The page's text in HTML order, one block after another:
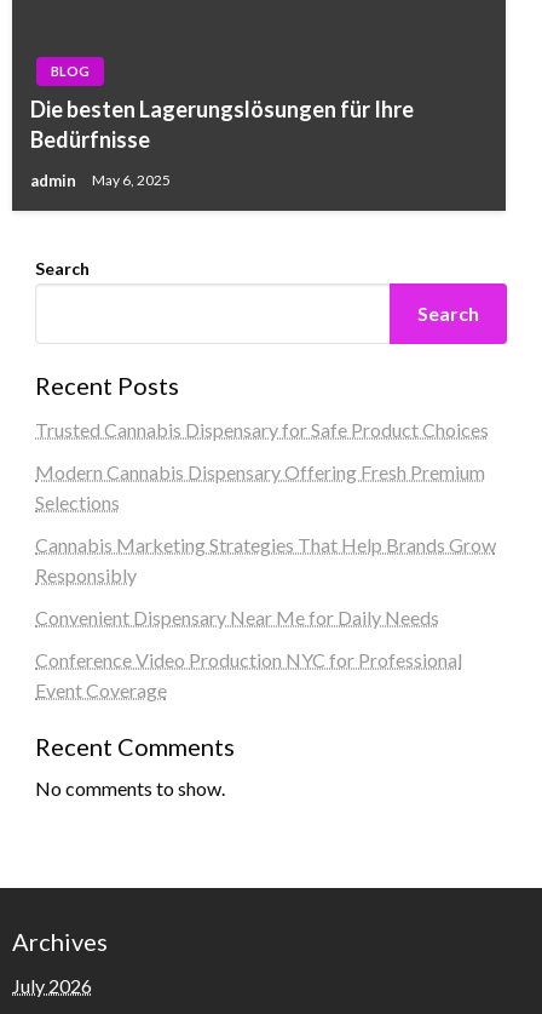
BLOG
Die besten Lagerungslösungen für Ihre
Bedürfnisse
admin May 6, 2025
Search
Search
Recent Posts
Trusted Cannabis Dispensary for Safe Product Choices
Modern Cannabis Dispensary Offering Fresh Premium
Selections
Cannabis Marketing Strategies That Help Brands Grow
Responsibly
Convenient Dispensary Near Me for Daily Needs
Conference Video Production NYC for Professional
Event Coverage
Recent Comments
No comments to show.
Archives
July 2026